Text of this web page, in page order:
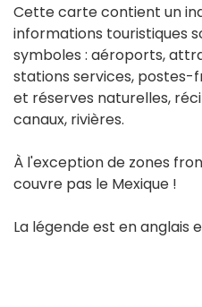
Cette carte contient un
informations touristiques
symboles : aéroports,
stations services, postes-
et réserves naturelles,
canaux, rivières.
À l'exception de zones
couvre pas le Mexique !
La légende est en anglais